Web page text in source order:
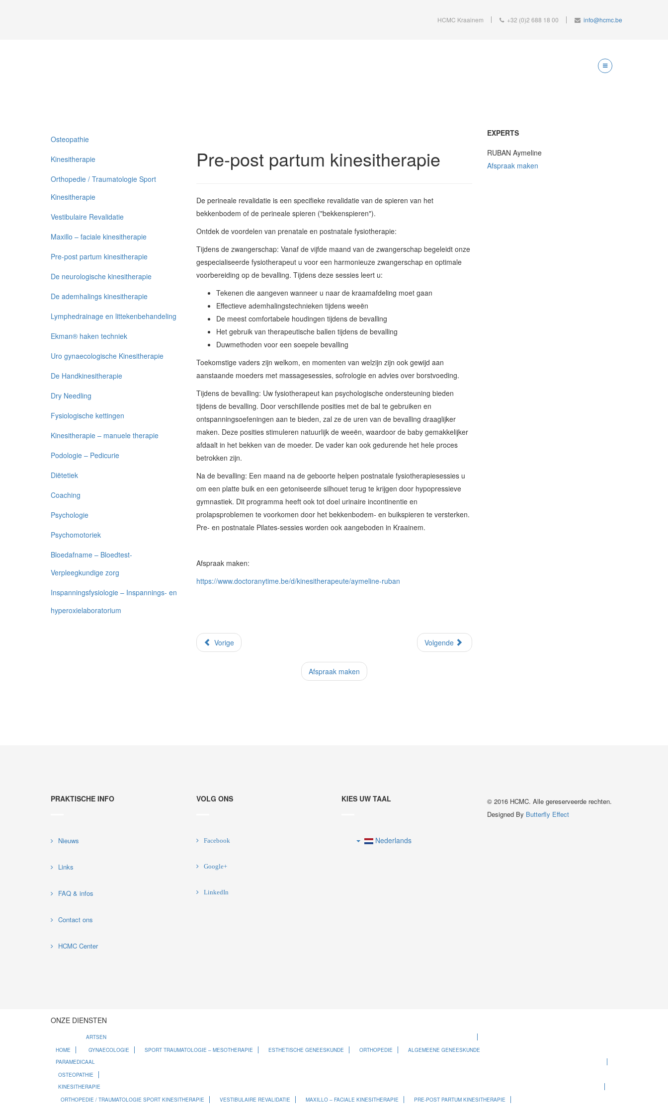
HCMC Kraainem +32 (0)2 688 18 00 info@hcmc.be
Osteopathie
Kinesitherapie
Orthopedie / Traumatologie Sport
Kinesitherapie
Vestibulaire Revalidatie
Maxillo – faciale kinesitherapie
Pre-post partum kinesitherapie
De neurologische kinesitherapie
De ademhalings kinesitherapie
Lymphedrainage en littekenbehandeling
Ekman® haken techniek
Uro gynaecologische Kinesitherapie
De Handkinesitherapie
Dry Needling
Fysiologische kettingen
Kinesitherapie – manuele therapie
Podologie – Pedicurie
Diëtetiek
Coaching
Psychologie
Psychomotoriek
Bloedafname – Bloedtest-
Verpleegkundige zorg
Inspanningsfysiologie – Inspannings- en
hyperoxielaboratorium
Pre-post partum kinesitherapie
De perineale revalidatie is een specifieke revalidatie van de spieren van het
bekkenbodem of de perineale spieren ("bekkenspieren").
Ontdek de voordelen van prenatale en postnatale fysiotherapie:
Tijdens de zwangerschap: Vanaf de vijfde maand van de zwangerschap begeleidt onze
gespecialiseerde fysiotherapeut u voor een harmonieuze zwangerschap en optimale
voorbereiding op de bevalling. Tijdens deze sessies leert u:
Tekenen die aangeven wanneer u naar de kraamafdeling moet gaan
Effectieve ademhalingstechnieken tijdens weeën
De meest comfortabele houdingen tijdens de bevalling
Het gebruik van therapeutische ballen tijdens de bevalling
Duwmethoden voor een soepele bevalling
Toekomstige vaders zijn welkom, en momenten van welzijn zijn ook gewijd aan
aanstaande moeders met massagesessies, sofrologie en advies over borstvoeding.
Tijdens de bevalling: Uw fysiotherapeut kan psychologische ondersteuning bieden
tijdens de bevalling. Door verschillende posities met de bal te gebruiken en
ontspanningsoefeningen aan te bieden, zal ze de uren van de bevalling draaglijker
maken. Deze posities stimuleren natuurlijk de weeën, waardoor de baby gemakkelijker
afdaalt in het bekken van de moeder. De vader kan ook gedurende het hele proces
betrokken zijn.
Na de bevalling: Een maand na de geboorte helpen postnatale fysiotherapiesessies u
om een platte buik en een getoniseerde silhouet terug te krijgen door hypopressieve
gymnastiek. Dit programma heeft ook tot doel urinaire incontinentie en
prolapsproblemen te voorkomen door het bekkenbodem- en buikspieren te versterken.
Pre- en postnatale Pilates-sessies worden ook aangeboden in Kraainem.
Afspraak maken:
https://www.doctoranytime.be/d/kinesitherapeute/aymeline-ruban
Vorige Volgende
Afspraak maken
EXPERTS
RUBAN Aymeline
Afspraak maken
PRAKTISCHE INFO
Nieuws
Links
FAQ & infos
Contact ons
HCMC Center
VOLG ONS
Facebook
Google+
LinkedIn
KIES UW TAAL
Nederlands
© 2016 HCMC. Alle gereserveerde rechten.
Designed By Butterfly Effect
ONZE DIENSTEN
HOME
ARTSEN
GYNAECOLOGIE
SPORT TRAUMATOLOGIE – MESOTHERAPIE ESTHETISCHE GENEESKUNDE ORTHOPEDIE
ALGEMEENE GENEESKUNDE
PARAMEDICAAL
OSTEOPATHIE
KINESITHERAPIE
ORTHOPEDIE / TRAUMATOLOGIE SPORT KINESITHERAPIE
VESTIBULAIRE REVALIDATIE MAXILLO – FACIALE KINESITHERAPIE PRE-POST PARTUM KINESITHERAPIE